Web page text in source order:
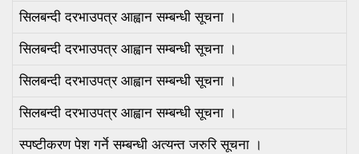
सिलबन्दी दरभाउपत्र आह्वान सम्बन्धी सूचना ।
सिलबन्दी दरभाउपत्र आह्वान सम्बन्धी सूचना ।
सिलबन्दी दरभाउपत्र आह्वान सम्बन्धी सूचना ।
सिलबन्दी दरभाउपत्र आह्वान सम्बन्धी सूचना ।
स्पष्टीकरण पेश गर्ने सम्बन्धी अत्यन्त जरुरि सूचना ।